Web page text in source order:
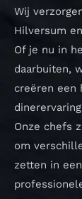
Wij
Hilversum
Of je nu in
daarbuiten,
creëren een
Onze chefs
om
zetten in